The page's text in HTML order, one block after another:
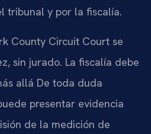
tribunal y por la fiscalía.
County Circuit Court se
sin jurado. La fiscalía debe
allá De toda duda
presentar evidencia
de la medición de